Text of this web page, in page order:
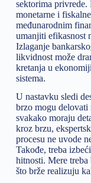
sektorima privrede.
monetarne i
međunarodnim
umanjiti efikasnost
Izlaganje
likvidnost može
kretanja u
sistema.
U nastavku sledi
brzo mogu delovati
svakako moraju
kroz brzu,
procesu ne uvode
Takođe, treba
hitnosti. Mere treba
što brže realizuju